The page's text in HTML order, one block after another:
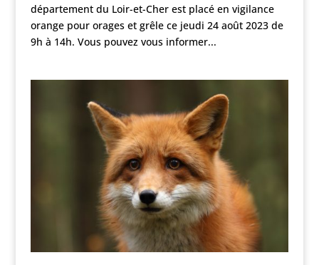
département du Loir-et-Cher est placé en vigilance
orange pour orages et grêle ce jeudi 24 août 2023 de
9h à 14h. Vous pouvez vous informer...